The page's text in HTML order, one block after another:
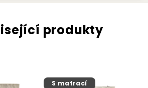
produkty
S matrací